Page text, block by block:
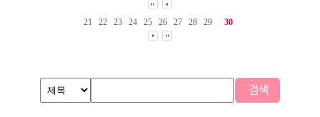
21 22 23 24 25 26 27 28 29 30